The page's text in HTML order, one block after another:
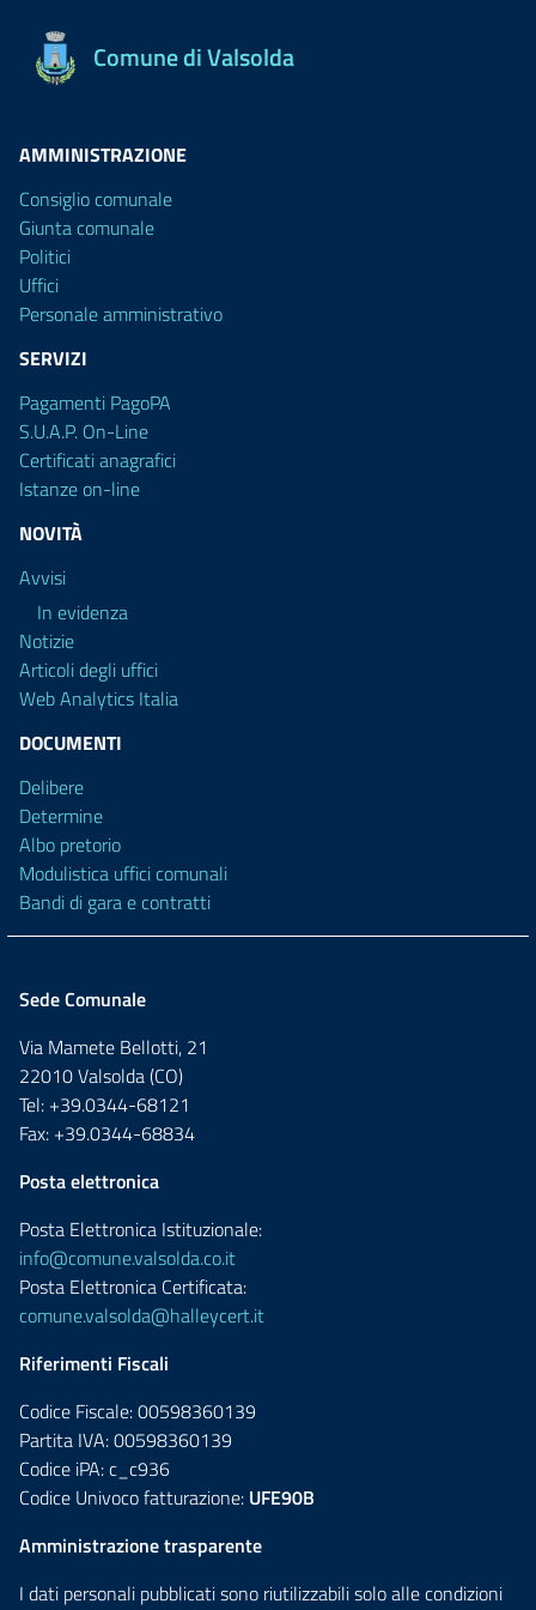
Comune di Valsolda
AMMINISTRAZIONE
Consiglio comunale
Giunta comunale
Politici
Uffici
Personale amministrativo
SERVIZI
Pagamenti PagoPA
S.U.A.P. On-Line
Certificati anagrafici
Istanze on-line
NOVITÀ
Avvisi
In evidenza
Notizie
Articoli degli uffici
Web Analytics Italia
DOCUMENTI
Delibere
Determine
Albo pretorio
Modulistica uffici comunali
Bandi di gara e contratti
Sede Comunale
Via Mamete Bellotti, 21
22010 Valsolda (CO)
Tel: +39.0344-68121
Fax: +39.0344-68834
Posta elettronica
Posta Elettronica Istituzionale:
info@comune.valsolda.co.it
Posta Elettronica Certificata:
comune.valsolda@halleycert.it
Riferimenti Fiscali
Codice Fiscale: 00598360139
Partita IVA: 00598360139
Codice iPA: c_c936
Codice Univoco fatturazione: UFE90B
Amministrazione trasparente
I dati personali pubblicati sono riutilizzabili solo alle condizioni